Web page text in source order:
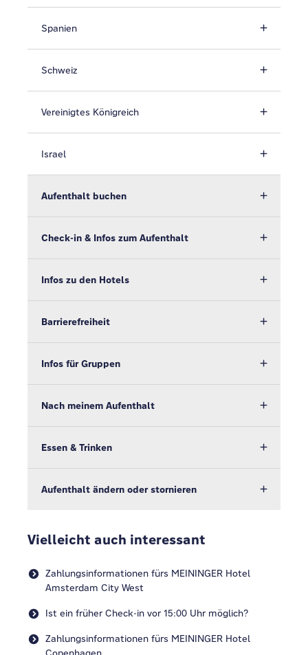
Spanien
Schweiz
Vereinigtes Königreich
Israel
Aufenthalt buchen
Check-in & Infos zum Aufenthalt
Infos zu den Hotels
Barrierefreiheit
Infos für Gruppen
Nach meinem Aufenthalt
Essen & Trinken
Aufenthalt ändern oder stornieren
Vielleicht auch interessant
Zahlungsinformationen fürs MEININGER Hotel
Amsterdam City West
Ist ein früher Check-in vor 15:00 Uhr möglich?
Zahlungsinformationen fürs MEININGER Hotel